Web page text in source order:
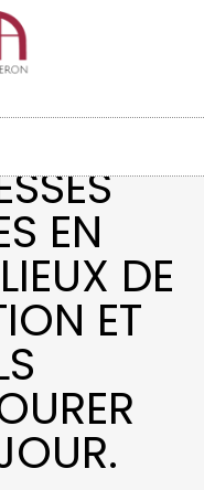
EN
DE
ET